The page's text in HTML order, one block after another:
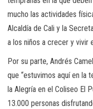
mucho las actividades
Alcaldía de Cali y la
a los niños a crecer y vivir
Por su parte, Andrés
que “estuvimos aquí en la
la Alegría en el Coliseo El
13.000 personas